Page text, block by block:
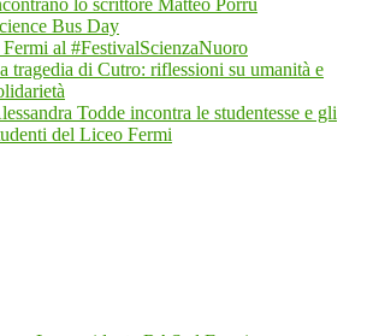
lo scrittore Matteo Porru
Bus Day
al #FestivalScienzaNuoro
tragedia di Cutro: riflessioni su umanità e
Todde incontra le studentesse e gli
del Liceo Fermi